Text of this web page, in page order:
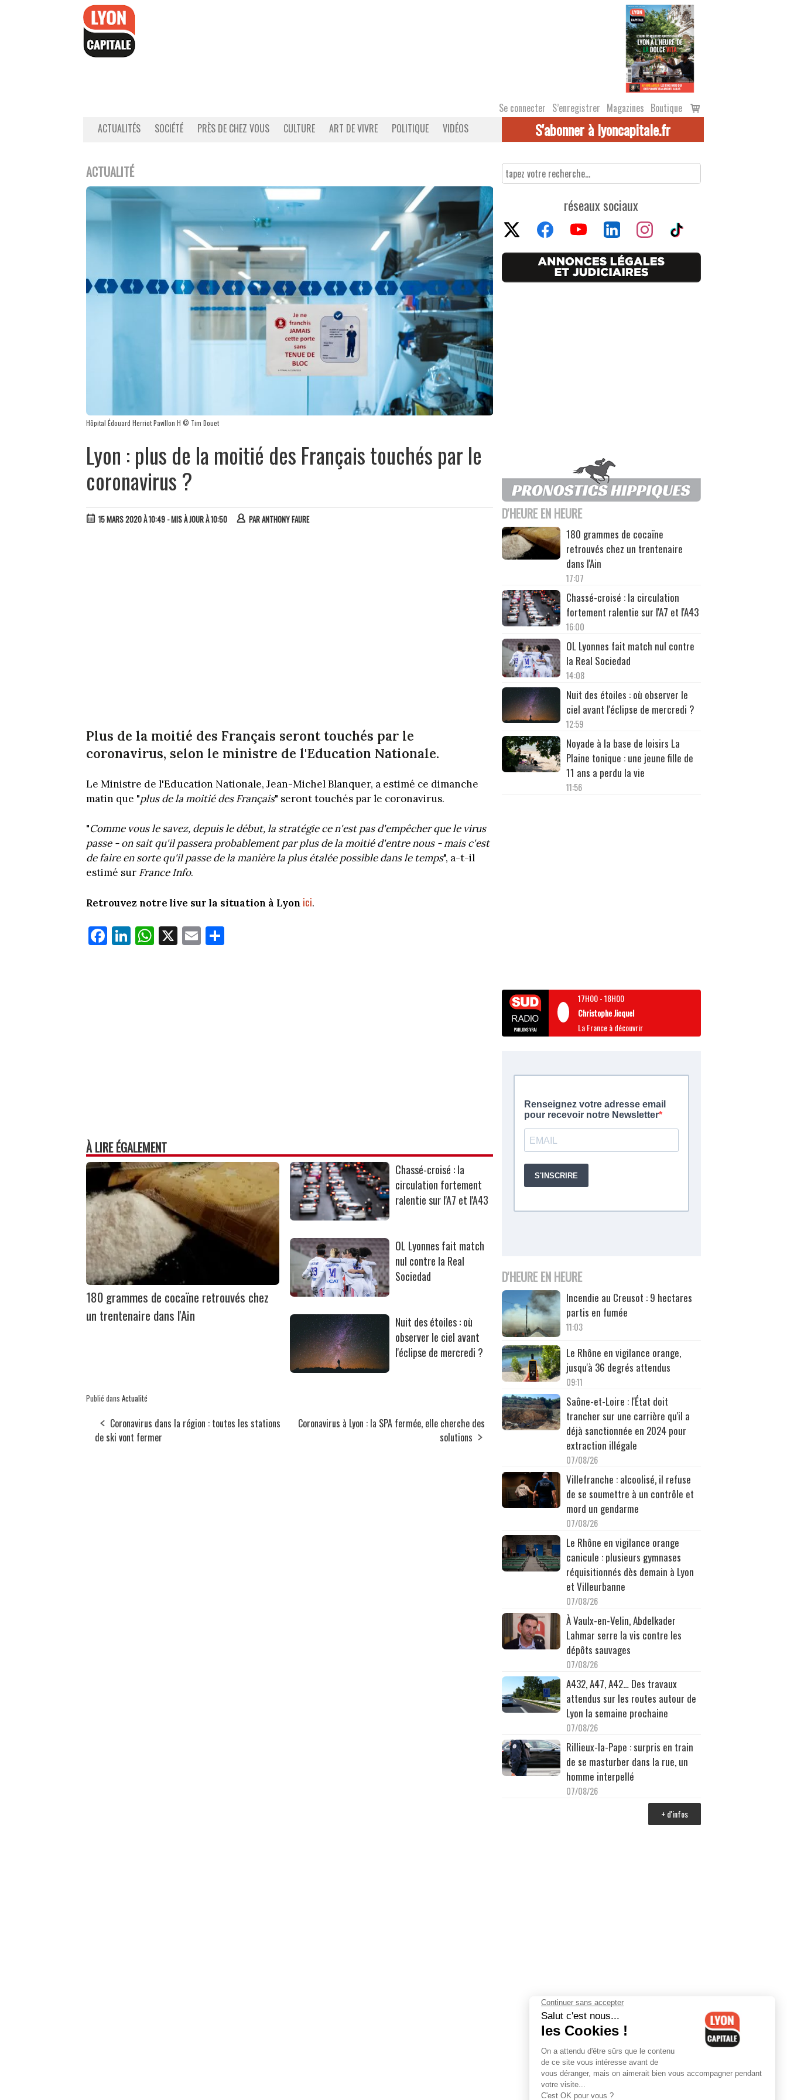
Se connecter S’enregistrer Magazines Boutique
Voir
le
ACTUALITÉS SOCIÉTÉ PRÈS DE CHEZ VOUS CULTURE ART DE VIVRE POLITIQUE VIDÉOS S'abonner à lyoncapitale.fr
ACTUALITÉ
Hôpital Édouard Herriot Pavillon H © Tim Douet
Lyon : plus de la moitié des Français touchés par le
coronavirus ?
15 MARS 2020 À 10:49 - MIS À JOUR À 10:50 PARANTHONY FAURE
Plus de la moitié des Français seront touchés par le
coronavirus, selon le ministre de l'Education Nationale.
Le Ministre de l'Education Nationale, Jean-Michel Blanquer, a estimé ce dimanche
matin que "plus de la moitié des Français" seront touchés par le coronavirus.
"Comme vous le savez, depuis le début, la stratégie ce n'est pas d'empêcher que le virus
passe - on sait qu'il passera probablement par plus de la moitié d'entre nous - mais c'est
de faire en sorte qu'il passe de la manière la plus étalée possible dans le temps", a-t-il
estimé sur France Info.
Retrouvez notre live sur la situation à Lyon ici.
Fa
ce
Li
nk
W
ha
X E
m
À LIRE ÉGALEMENT
180 grammes de cocaïne retrouvés chez
un trentenaire dans l'Ain
Chassé-croisé : la
circulation fortement
ralentie sur l'A7 et l'A43
OL Lyonnes fait match
nul contre la Real
Sociedad
Nuit des étoiles : où
observer le ciel avant
l'éclipse de mercredi ?
Publié dans Actualité
Coronavirus dans la région : toutes les stations
de ski vont fermer
Coronavirus à Lyon : la SPA fermée, elle cherche des
solutions
réseaux sociaux
D'HEURE EN HEURE
180 grammes de cocaïne
retrouvés chez un trentenaire
dans l'Ain
17:07
Chassé-croisé : la circulation
fortement ralentie sur l'A7 et l'A43
16:00
OL Lyonnes fait match nul contre
la Real Sociedad
14:08
Nuit des étoiles : où observer le
ciel avant l'éclipse de mercredi ?
12:59
Noyade à la base de loisirs La
Plaine tonique : une jeune fille de
11 ans a perdu la vie
11:56
17H00-18H00
Christophe Jicquel
La France à découvrir
D'HEURE EN HEURE
Incendie au Creusot : 9 hectares
partis en fumée
11:03
Le Rhône en vigilance orange,
jusqu'à 36 degrés attendus
09:11
Saône-et-Loire : l'État doit
trancher sur une carrière qu'il a
déjà sanctionnée en 2024 pour
extraction illégale
07/08/26
Villefranche : alcoolisé, il refuse
de se soumettre à un contrôle et
mord un gendarme
07/08/26
Le Rhône en vigilance orange
canicule : plusieurs gymnases
réquisitionnés dès demain à Lyon
et Villeurbanne
07/08/26
À Vaulx-en-Velin, Abdelkader
Lahmar serre la vis contre les
dépôts sauvages
07/08/26
A432, A47, A42… Des travaux
attendus sur les routes autour de
Lyon la semaine prochaine
07/08/26
Rillieux-la-Pape : surpris en train
de se masturber dans la rue, un
homme interpellé
07/08/26
+ d'infos